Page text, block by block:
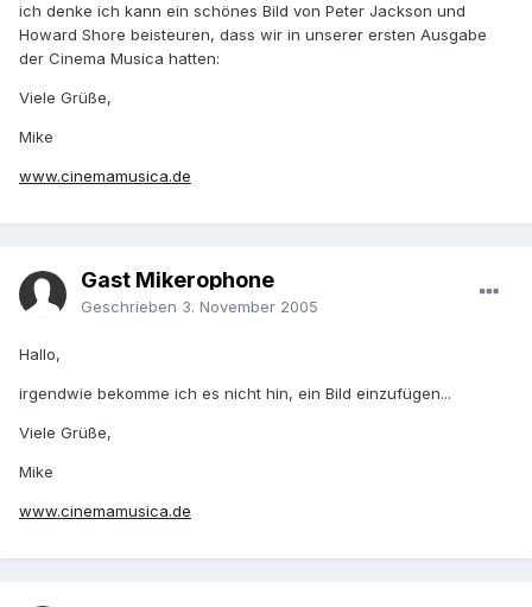
ich denke ich kann ein schönes Bild von Peter Jackson und
Howard Shore beisteuren, dass wir in unserer ersten Ausgabe
der Cinema Musica hatten:
Viele Grüße,
Mike
www.cinemamusica.de
Gast Mikerophone
Geschrieben 3. November 2005
Hallo,
irgendwie bekomme ich es nicht hin, ein Bild einzufügen...
Viele Grüße,
Mike
www.cinemamusica.de